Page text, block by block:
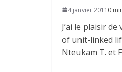
4 janvier 2011 0
J’ai le plaisir
of unit-linked
Nteukam T. et